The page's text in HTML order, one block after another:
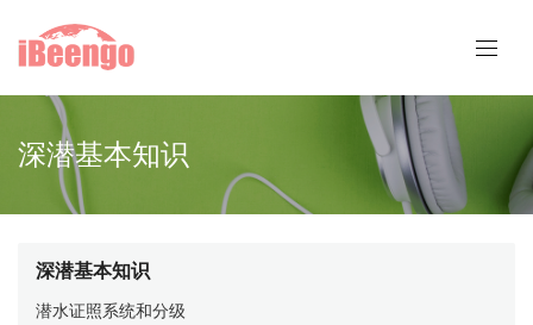
深潜基本知识
深潜基本知识
潜水证照系统和分级